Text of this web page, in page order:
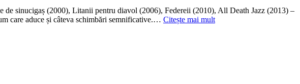
sinucigaș (2000), Litanii pentru diavol (2006), Federeii (2010), All Death Jazz (2013) –
care aduce și câteva schimbări semnificative.… Citește mai mult